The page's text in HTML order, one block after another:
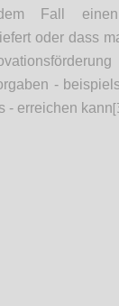
Fall einen
oder dass
-
- erreichen kann